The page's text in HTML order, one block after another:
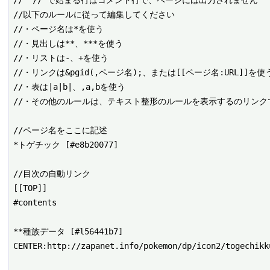
//以下のルールに従って編集してください
//・ページ名は*を使う
//・見出しは**、***を使う
//・リストは-、+を使う
//・リンクは&pgid(,ページ名);、または[[ページ名:URL]]を使
//・表は|a|b|、,a,bを使う
//・その他のルールは、テキスト整形のルールを表示するのリンク
//ページ名をここに記述
*トゲチック [#e8b20077]
//目次の自動リンク
[[TOP]]
#contents
**種族データ [#l56441b7]
CENTER:http://zapanet.info/pokemon/dp/icon2/